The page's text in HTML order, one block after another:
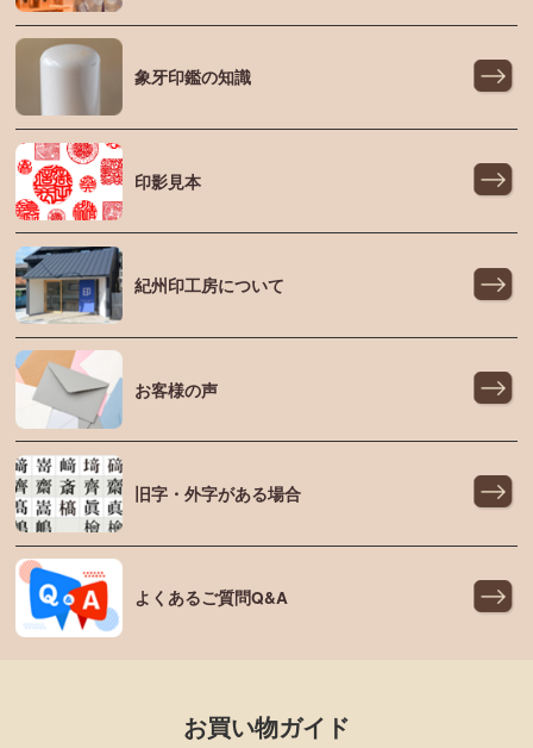
象牙印鑑の知識
印影見本
紀州印工房について
お客様の声
旧字・外字がある場合
よくあるご質問Q&A
お買い物ガイド